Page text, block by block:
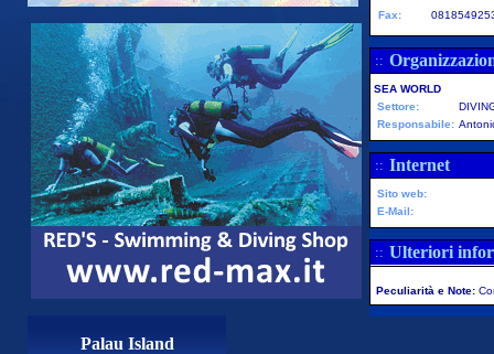
Palau Island
Fax:
::
SEA WORLD
Settore:
Responsabile:
:: Internet
Sito web:
E-Mail:
:: Ulteriori
Peculiarità e Note: